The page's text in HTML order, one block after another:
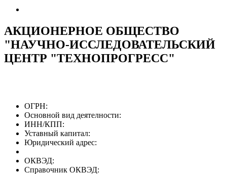
АКЦИОНЕРНОЕ ОБЩЕСТВО
"НАУЧНО-ИССЛЕДОВАТЕЛЬСКИЙ
ЦЕНТР "ТЕХНОПРОГРЕСС"
ОГРН:
Основной вид деятелности:
ИНН/КПП:
Уставный капитал:
Юридический адрес:
ОКВЭД:
Справочник ОКВЭД: